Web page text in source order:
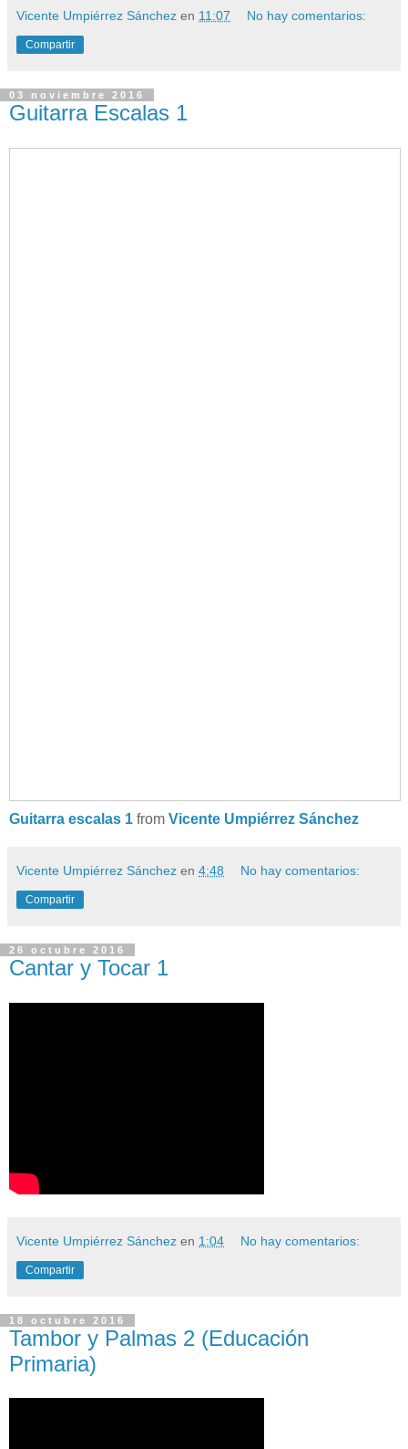
Vicente Umpiérrez Sánchez en 11:07 No hay comentarios:
Compartir
03 noviembre 2016
Guitarra Escalas 1
Guitarra escalas 1 from Vicente Umpiérrez Sánchez
Vicente Umpiérrez Sánchez en 4:48 No hay comentarios:
Compartir
26 octubre 2016
Cantar y Tocar 1
Vicente Umpiérrez Sánchez en 1:04 No hay comentarios:
Compartir
18 octubre 2016
Tambor y Palmas 2 (Educación
Primaria)